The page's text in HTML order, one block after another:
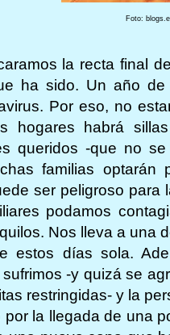
Foto:
la recta final
ha sido. Un año
Por eso, no
hogares habrá
queridos -que no
familias
ser peligroso
podamos
Nos lleva a una
estos días sola.
-y quizá se
restringidas- y la
por la llegada de una